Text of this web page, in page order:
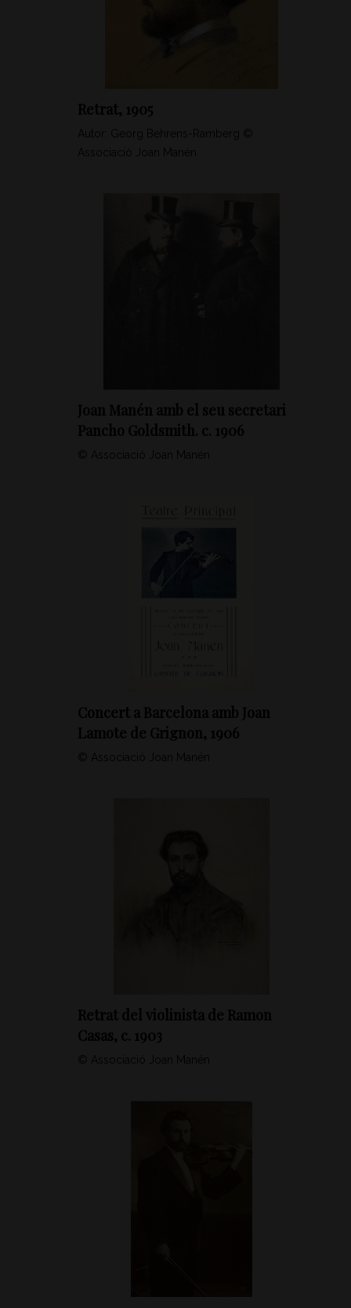
Retrat, 1905
Autor: Georg Behrens-Ramberg ©
Associació Joan Manén
Joan Manén amb el seu secretari
Pancho Goldsmith. c. 1906
© Associació Joan Manén
Concert a Barcelona amb Joan
Lamote de Grignon, 1906
© Associació Joan Manén
Retrat del violinista de Ramon
Casas, c. 1903
© Associació Joan Manén